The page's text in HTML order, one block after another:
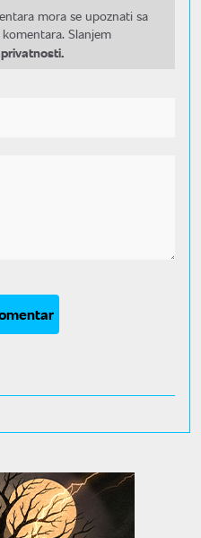
mora se upoznati sa
Slanjem